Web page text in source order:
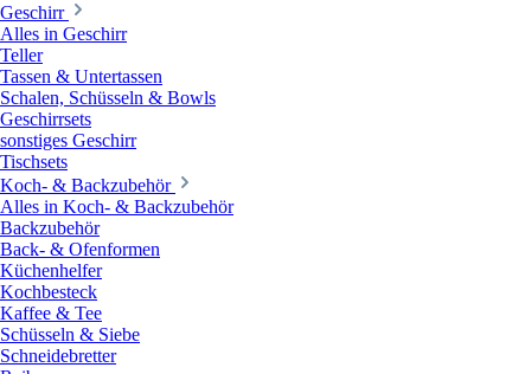
Geschirr
Alles in Geschirr
Teller
Tassen & Untertassen
Schalen, Schüsseln & Bowls
Geschirrsets
sonstiges Geschirr
Tischsets
Koch- & Backzubehör
Alles in Koch- & Backzubehör
Backzubehör
Back- & Ofenformen
Küchenhelfer
Kochbesteck
Kaffee & Tee
Schüsseln & Siebe
Schneidebretter